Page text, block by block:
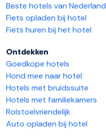
Beste hotels van Nederland
Fiets opladen bij hotel
Fiets huren bij het hotel
Ontdekken
Goedkope hotels
Hond mee naar hotel
Hotels met bruidssuite
Hotels met familiekamers
Rolstoelvriendelijk
Auto opladen bij hotel